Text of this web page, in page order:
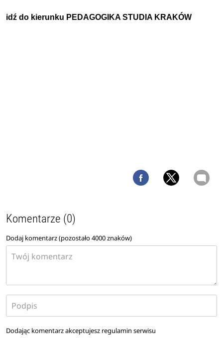
idź do kierunku PEDAGOGIKA STUDIA KRAKÓW
Komentarze (0)
Dodaj komentarz (pozostało4000znaków)
Dodając komentarz akceptujesz regulamin serwisu